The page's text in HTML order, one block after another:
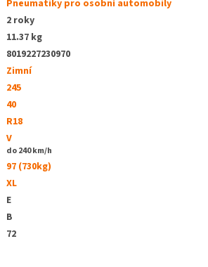
Pneumatiky pro osobní automobily
2 roky
11.37 kg
8019227230970
Zimní
245
40
R18
V
do 240 km/h
97 (730kg)
XL
E
B
72